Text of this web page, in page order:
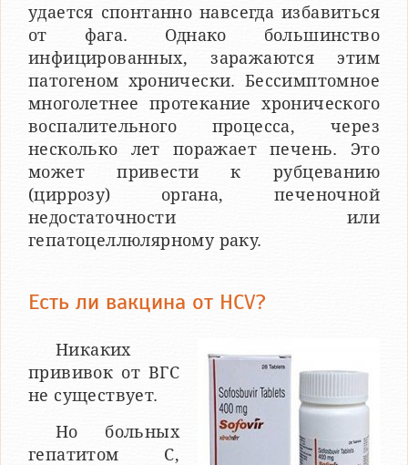
удается спонтанно навсегда избавиться
от фага. Однако большинство
инфицированных, заражаются этим
патогеном хронически. Бессимптомное
многолетнее протекание хронического
воспалительного процесса, через
несколько лет поражает печень. Это
может привести к рубцеванию
(циррозу) органа, печеночной
недостаточности или
гепатоцеллюлярному раку.
Есть ли вакцина от HCV?
Никаких
прививок от ВГС
не существует.
Но больных
гепатитом С,